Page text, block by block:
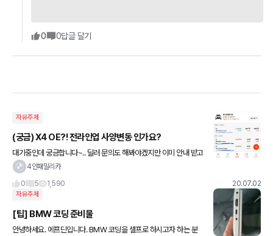
0 0답글 달기
자유주제
(궁금) X4 OE?! 전라인업 사양변동 인가요?
대기중인데 궁금합니다~.. 딜러 문의도 해봐야겠지만 이미 안내 받고
내용 아시는 분 좀 알려주세용
4인패밀리카
0
5 1,590 20.07.02
자유주제
[팁] BMW 코딩 준비물
안녕하세요. 에프딘입니다. BMW 코딩을 셀프로 하시고자 하는 분